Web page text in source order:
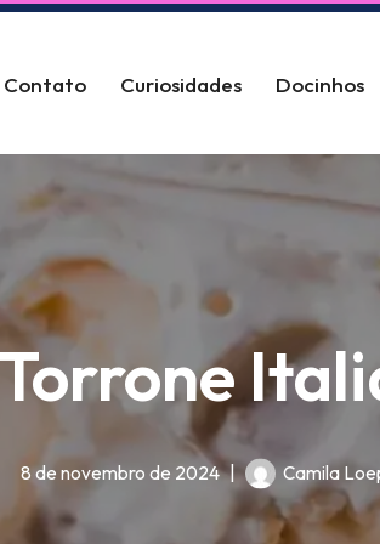
Contato Curiosidades Docinhos
8 de novembro de 2024 Camila